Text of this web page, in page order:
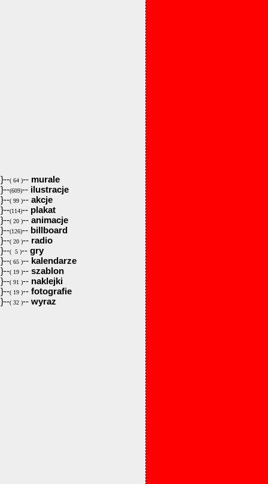
}--( 64 )-- murale
}--(609)-- ilustracje
}--( 99 )-- akcje
}--(114)-- plakat
}--( 20 )-- animacje
}--(126)-- billboard
}--( 20 )-- radio
}--( 5 )-- gry
}--( 65 )-- kalendarze
}--( 19 )-- szablon
}--( 91 )-- naklejki
}--( 19 )-- fotografie
}--( 32 )-- wyraz